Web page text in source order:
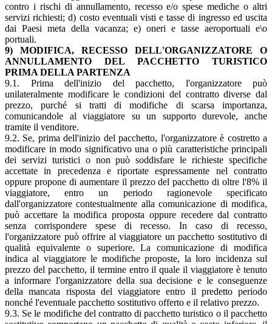
contro i rischi di annullamento, recesso e/o spese mediche o altri
servizi richiesti; d) costo eventuali visti e tasse di ingresso ed uscita
dai Paesi meta della vacanza; e) oneri e tasse aeroportuali e\o
portuali.
9)
MODIFICA, RECESSO DELL'ORGANIZZATORE O
ANNULLAMENTO DEL PACCHETTO TURISTICO
PRIMA DELLA PARTENZA
9.1. Prima dell'inizio del pacchetto, l'organizzatore può
unilateralmente modificare le condizioni del contratto diverse dal
prezzo, purché si tratti di modifiche di scarsa importanza,
comunicandole al viaggiatore su un supporto durevole, anche
tramite il venditore.
9.2. Se, prima dell'inizio del pacchetto, l'organizzatore è costretto a
modificare in modo significativo una o più caratteristiche principali
dei servizi turistici o non può soddisfare le richieste specifiche
accettate in precedenza e riportate espressamente nel contratto
oppure propone di aumentare il prezzo del pacchetto di oltre l'8% il
viaggiatore, entro un periodo ragionevole specificato
dall'organizzatore contestualmente alla comunicazione di modifica,
può accettare la modifica proposta oppure recedere dal contratto
senza corrispondere spese di recesso. In caso di recesso,
l'organizzatore può offrire al viaggiatore un pacchetto sostitutivo di
qualità equivalente o superiore. La comunicazione di modifica
indica al viaggiatore le modifiche proposte, la loro incidenza sul
prezzo del pacchetto, il termine entro il quale il viaggiatore è tenuto
a informare l'organizzatore della sua decisione e le conseguenze
della mancata risposta del viaggiatore entro il predetto periodo
nonché l'eventuale pacchetto sostitutivo offerto e il relativo prezzo.
9.3. Se le modifiche del contratto di pacchetto turistico o il pacchetto